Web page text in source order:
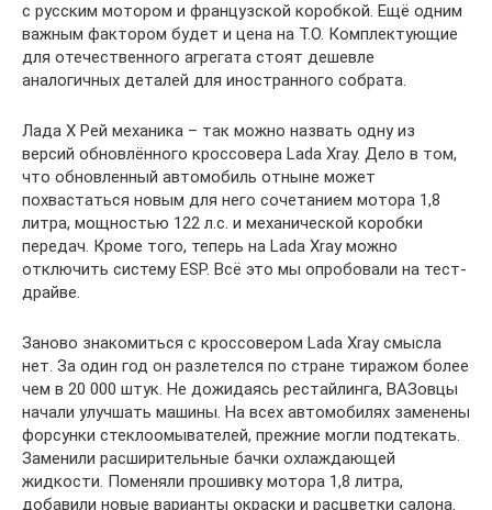
с русским мотором и французской коробкой. Ещё одним
важным фактором будет и цена на Т.О. Комплектующие
для отечественного агрегата стоят дешевле
аналогичных деталей для иностранного собрата.
Лада Х Рей механика – так можно назвать одну из
версий обновлённого кроссовера Lada Xray. Дело в том,
что обновленный автомобиль отныне может
похвастаться новым для него сочетанием мотора 1,8
литра, мощностью 122 л.с. и механической коробки
передач. Кроме того, теперь на Lada Xray можно
отключить систему ESP. Всё это мы опробовали на тест-
драйве.
Заново знакомиться с кроссовером Lada Xray смысла
нет. За один год он разлетелся по стране тиражом более
чем в 20 000 штук. Не дожидаясь рестайлинга, ВАЗовцы
начали улучшать машины. На всех автомобилях заменены
форсунки стеклоомывателей, прежние могли подтекать.
Заменили расширительные бачки охлаждающей
жидкости. Поменяли прошивку мотора 1,8 литра,
добавили новые варианты окраски и расцветки салона.